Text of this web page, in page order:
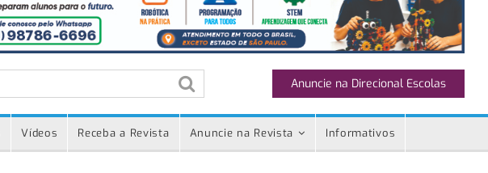
Anuncie na Direcional Escolas
Vídeos Receba a Revista Anuncie na Revista Informativos